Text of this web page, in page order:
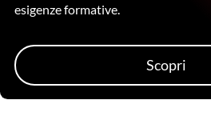
esigenze formative.
Scopri